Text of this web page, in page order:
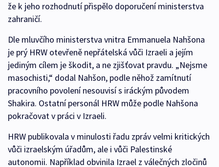
že k jeho rozhodnutí přispělo doporučení ministerstva
zahraničí.
Dle mluvčího ministerstva vnitra Emmanuela Nahšona
je prý HRW otevřeně nepřátelská vůči Izraeli a jejím
jediným cílem je škodit, a ne zjišťovat pravdu. „Nejsme
masochisti,“ dodal Nahšon, podle něhož zamítnutí
pracovního povolení nesouvisí s iráckým původem
Shakira. Ostatní personál HRW může podle Nahšona
pokračovat v práci v Izraeli.
HRW publikovala v minulosti řadu zpráv velmi kritických
vůči izraelským úřadům, ale i vůči Palestinské
autonomii. Například obvinila Izrael z válečných zločinů